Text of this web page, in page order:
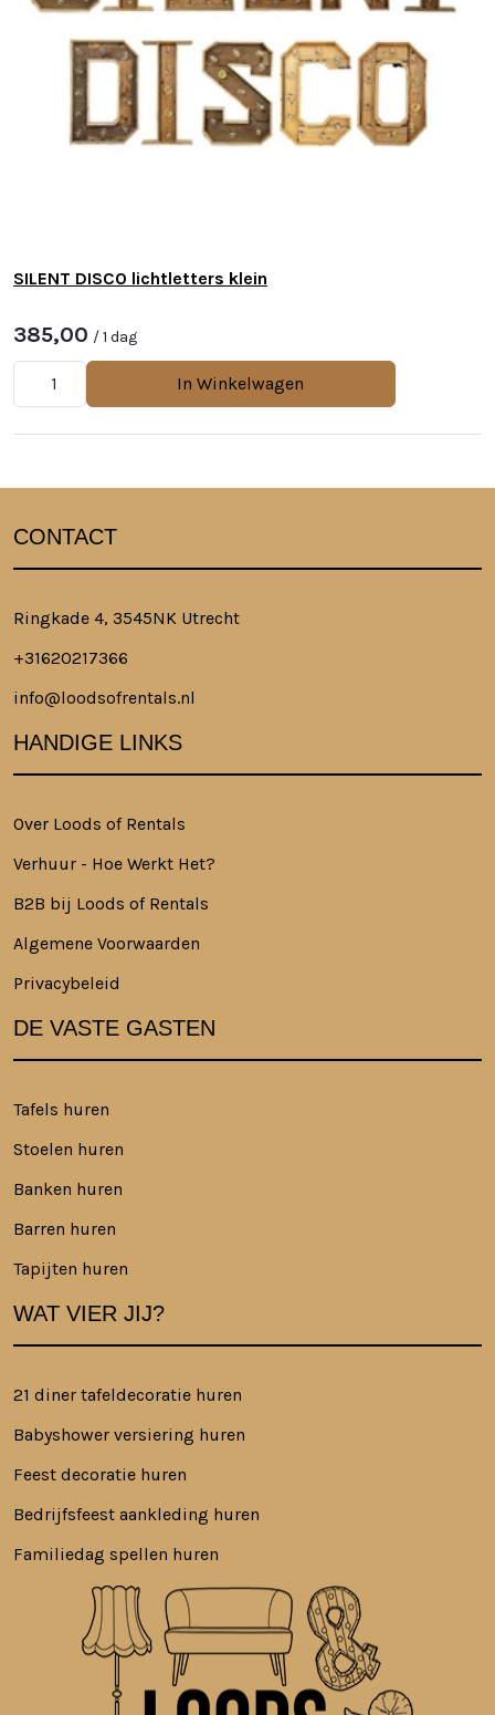
SILENT DISCO lichtletters klein
385,00 / 1 dag
In Winkelwagen
CONTACT
Ringkade 4, 3545NK Utrecht
+31620217366
info@loodsofrentals.nl
HANDIGE LINKS
Over Loods of Rentals
Verhuur - Hoe Werkt Het?
B2B bij Loods of Rentals
Algemene Voorwaarden
Privacybeleid
DE VASTE GASTEN
Tafels huren
Stoelen huren
Banken huren
Barren huren
Tapijten huren
WAT VIER JIJ?
21 diner tafeldecoratie huren
Babyshower versiering huren
Feest decoratie huren
Bedrijfsfeest aankleding huren
Familiedag spellen huren